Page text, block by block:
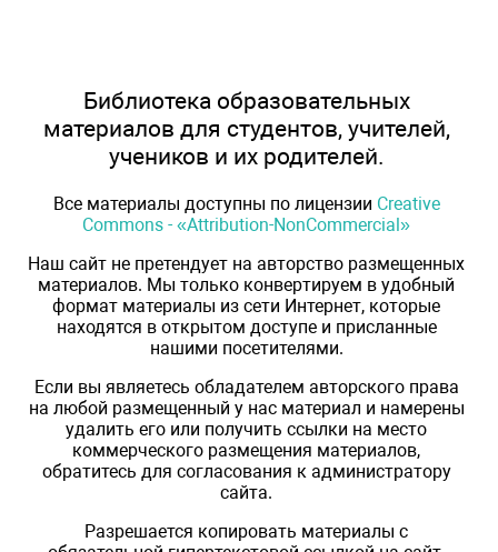
Библиотека образовательных
материалов для студентов, учителей,
учеников и их родителей.
Все материалы доступны по лицензии Creative
Commons - «Attribution-NonCommercial»
Наш сайт не претендует на авторство размещенных
материалов. Мы только конвертируем в удобный
формат материалы из сети Интернет, которые
находятся в открытом доступе и присланные
нашими посетителями.
Если вы являетесь обладателем авторского права
на любой размещенный у нас материал и намерены
удалить его или получить ссылки на место
коммерческого размещения материалов,
обратитесь для согласования к администратору
сайта.
Разрешается копировать материалы с